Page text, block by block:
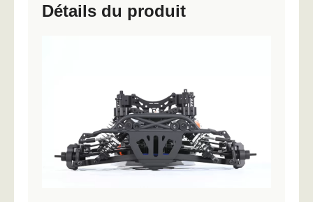
Détails du produit